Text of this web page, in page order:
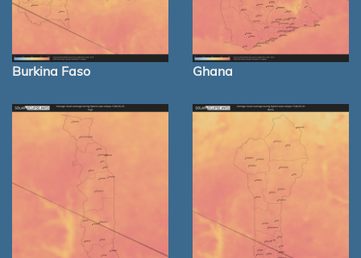
Burkina Faso Ghana